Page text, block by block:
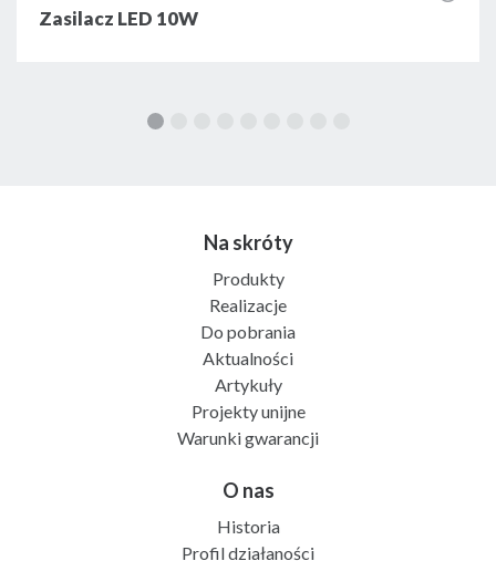
Zasilacz LED 10W
Na skróty
Produkty
Realizacje
Do pobrania
Aktualności
Artykuły
Projekty unijne
Warunki gwarancji
O nas
Historia
Profil działaności